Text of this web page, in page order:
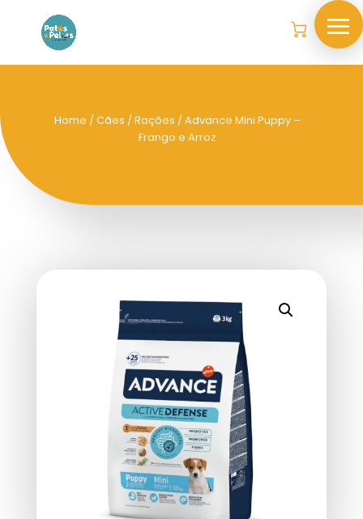
Home /Cães /Rações / Advance Mini Puppy –
Frango e Arroz